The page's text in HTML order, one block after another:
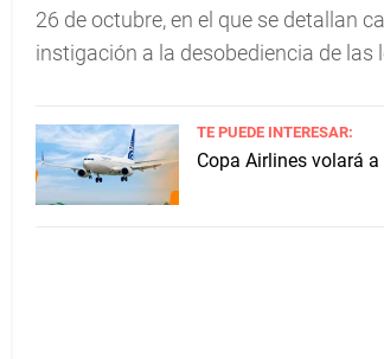
26 de octubre, en el que se detallan
instigación a la desobediencia de las
TE PUEDE INTERESAR:
Copa Airlines volará